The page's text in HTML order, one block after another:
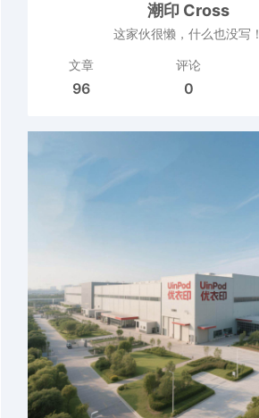
潮印 Cross
这家伙很懒，什么也没写！
文章
96
评论
0